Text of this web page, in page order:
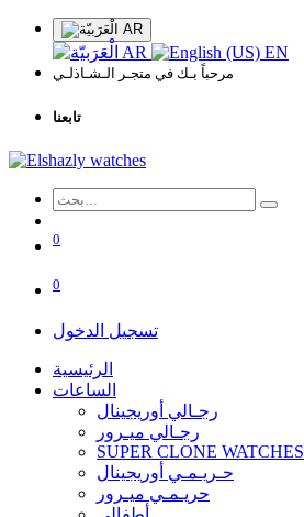
AR
AR EN
مرحباً بـك في متجـر الـشـاذلـي
تابعنا
0
0
تسجيل الدخول
الرئيسية
الساعات
رجـالي أوريجينال
رجـالي ميـرور
SUPER CLONE WATCHES
حـريـمـي أوريجينال
حريـمـي ميـرور